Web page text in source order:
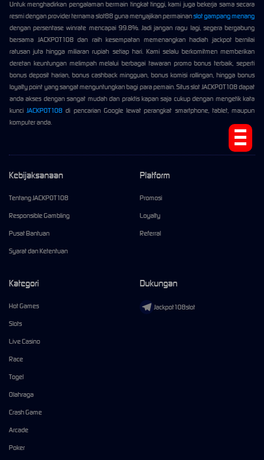
Untuk menghadirkan pengalaman bermain tingkat tinggi, kami juga bekerja sama secara
resmi dengan provider ternama slot88 guna menyajikan permainanslot gampang menang
dengan persentase winrate mencapai 99.8%. Jadi jangan ragu lagi, segera bergabung
bersama JACKPOT108 dan raih kesempatan memenangkan hadiah jackpot bernilai
ratusan juta hingga miliaran rupiah setiap hari. Kami selalu berkomitmen memberikan
deretan keuntungan melimpah melalui berbagai tawaran promo bonus terbaik, seperti
bonus deposit harian, bonus cashback mingguan, bonus komisi rollingan, hingga bonus
loyalty point yang sangat menguntungkan bagi para pemain. Situs slot JACKPOT108 dapat
anda akses dengan sangat mudah dan praktis kapan saja cukup dengan mengetik kata
kunci JACKPOT108 di pencarian Google lewat perangkat smartphone, tablet, maupun
komputer anda.
Kebijaksanaan
Tentang JACKPOT108
Responsible Gambling
Pusat Bantuan
Syarat dan Ketentuan
Platform
Promosi
Loyalty
Referral
Kategori
Hot Games
Slots
Live Casino
Race
Togel
Olahraga
Crash Game
Arcade
Poker
Dukungan
Jackpot108slot